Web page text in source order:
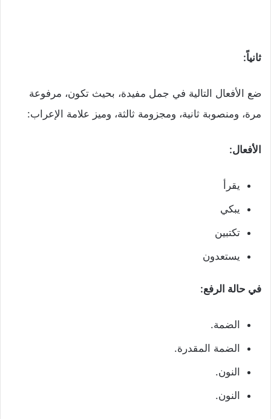
ثانياً:
ضع الأفعال التالية في جمل مفيدة، بحيث تكون، مرفوعة
مرة، ومنصوبة ثانية، ومجزومة ثالثة، وميز علامة الإعراب:
الأفعال:
يقرأ
يبكي
تكتبين
يستعدون
في حالة الرفع:
الضمة.
الضمة المقدرة.
النون.
النون.